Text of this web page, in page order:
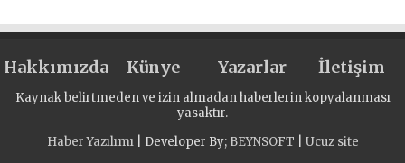
Hakkımızda Künye Yazarlar İletişim
Kaynak belirtmeden ve izin almadan haberlerin kopyalanması
yasaktır.
Haber Yazılımı| Developer By; BEYNSOFT Ucuz site